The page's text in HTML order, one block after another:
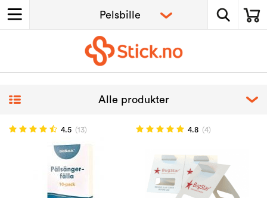
4.5 (13) 4.8 (4)